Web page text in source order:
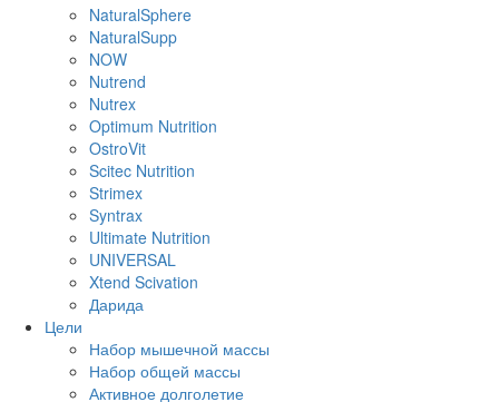
NaturalSphere
NaturalSupp
NOW
Nutrend
Nutrex
Optimum Nutrition
OstroVit
Scitec Nutrition
Strimex
Syntrax
Ultimate Nutrition
UNIVERSAL
Xtend Scivation
Дарида
Цели
Набор мышечной массы
Набор общей массы
Активное долголетие